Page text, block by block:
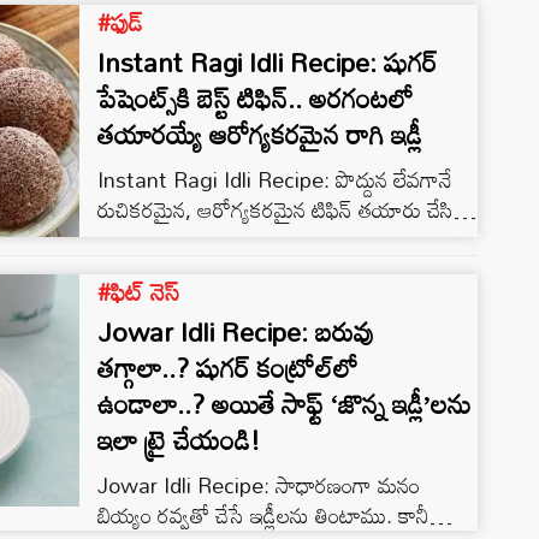
తమిళంలో వరగు, తెలుగులో అరికెలు అంటారు.
ఇది పోషకాలు ఎక్కువగా ఉన్న ఒక…
#ఫుడ్
Instant Ragi Idli Recipe: షుగర్
పేషెంట్స్‌కి బెస్ట్ టిఫిన్.. అరగంటలో
తయారయ్యే ఆరోగ్యకరమైన రాగి ఇడ్లీ
Instant Ragi Idli Recipe: పొద్దున లేవగానే
రుచికరమైన, ఆరోగ్యకరమైన టిఫిన్‌ తయారు చేసి
ఇంట్లో ఒక వేళ షుగర్ పేషెంట్స్ ఉంటే అల్పాహారం
విషయంలో చాలా జాగ్రత్తలు పాటించాలి. అందుకే..
షుగర్ పేషెంట్స్‌తో పాటు ఇంటిల్లిపాదికీ ఆరోగ్యం,
టేస్టీ టేస్టీ టిఫిన్ గురించి ఇప్పుడు తెలుసుకుందాం..
సాదారణంగా షుగర్ ఉన్నవాళ్లకు ఏం టిఫిన్ తినాలి
అన్న ప్రశ్న మొదలవుతుంది. ఎక్కువ నూనె, మైదా,
చక్కెర లాంటి వాటికి దూరంగా…
#ఫిట్ నెస్
Jowar Idli Recipe: బరువు
తగ్గాలా..? షుగర్ కంట్రోల్‌లో
ఉండాలా..? అయితే సాఫ్ట్ ‘జొన్న ఇడ్లీ’లను
ఇలా ట్రై చేయండి!
Jowar Idli Recipe: సాధారణంగా మనం
బియ్యం రవ్వతో చేసే ఇడ్లీలను తింటాము. కానీ